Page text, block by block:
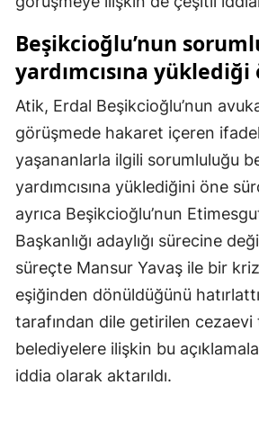
Beşikcioğlu’nun
yardımcısına
Atik, Erdal Beşikcioğlu’nun
görüşmede hakaret içeren
yaşananlarla ilgili sorumluluğu
yardımcısına yüklediğini öne
ayrıca Beşikcioğlu’nun
Başkanlığı adaylığı sürecine
süreçte Mansur Yavaş ile bir kriz
eşiğinden dönüldüğünü
tarafından dile getirilen cezaevi
belediyelere ilişkin bu
iddia olarak aktarıldı.